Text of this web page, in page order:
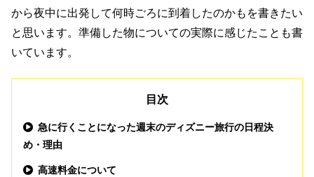
から夜中に出発して何時ごろに到着したのかもを書きたい
と思います。準備した物についての実際に感じたことも書
いています。
目次
急に行くことになった週末のディズニー旅行の日程決
め・理由
高速料金について